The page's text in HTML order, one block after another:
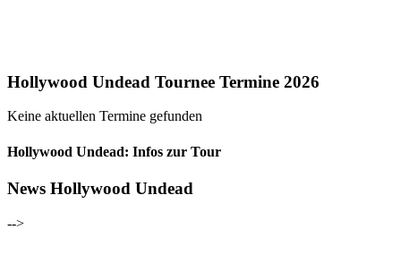
Hollywood Undead Tournee Termine 2026
Keine aktuellen Termine gefunden
Hollywood Undead: Infos zur Tour
News Hollywood Undead
-->